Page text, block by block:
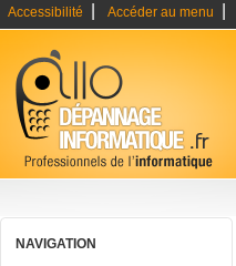
Accessibilité Accéder au menu
NAVIGATION